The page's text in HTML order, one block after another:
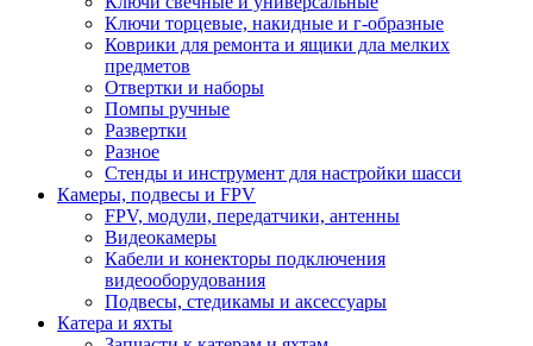
Ключи торцевые, накидные и г-образные
Коврики для ремонта и ящики дла мелких
предметов
Отвертки и наборы
Помпы ручные
Развертки
Разное
Стенды и инструмент для настройки шасси
Камеры, подвесы и FPV
FPV, модули, передатчики, антенны
Видеокамеры
Кабели и конекторы подключения
видеооборудования
Подвесы, стедикамы и аксессуары
Катера и яхты